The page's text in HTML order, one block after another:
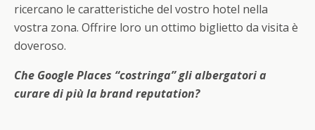
ricercano le caratteristiche del vostro hotel nella
vostra zona. Offrire loro un ottimo biglietto da visita è
doveroso.
Che Google Places “costringa” gli albergatori a
curare di più la brand reputation?